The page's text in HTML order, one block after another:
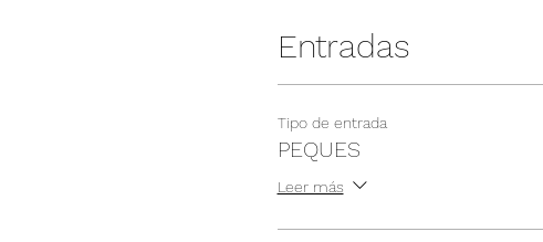
Entradas
Tipo de entrada
PEQUES
Leer más